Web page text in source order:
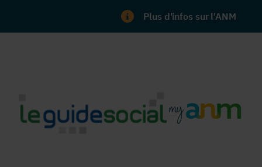
Plus d'infos sur l'ANM